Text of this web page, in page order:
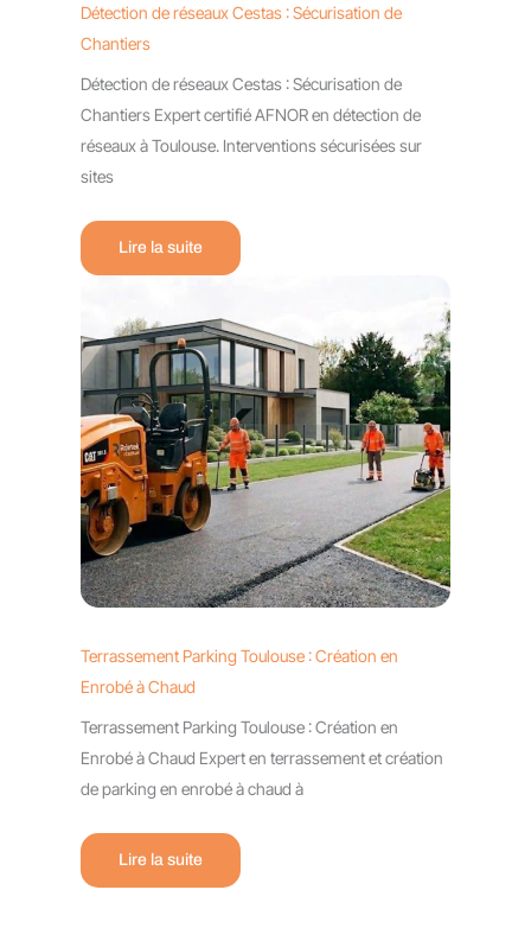
Détection de réseaux Cestas : Sécurisation de
Chantiers
Détection de réseaux Cestas : Sécurisation de
Chantiers Expert certifié AFNOR en détection de
réseaux à Toulouse. Interventions sécurisées sur
sites
Lire la suite
Terrassement Parking Toulouse : Création en
Enrobé à Chaud
Terrassement Parking Toulouse : Création en
Enrobé à Chaud Expert en terrassement et création
de parking en enrobé à chaud à
Lire la suite